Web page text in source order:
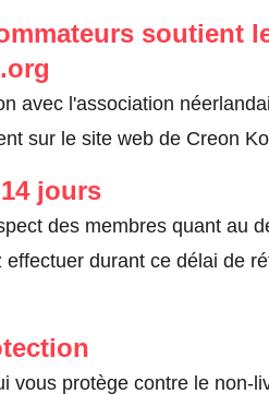
soutient
avec l'association
sur le site web de Creon
jours
des membres quant au
durant ce délai de
vous protège contre le non-